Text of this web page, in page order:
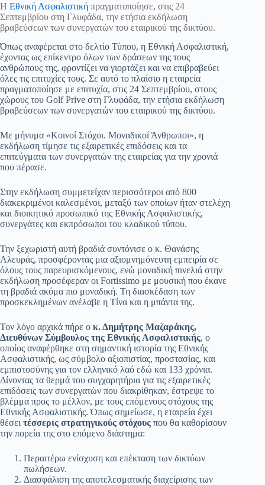
Η Εθνική Ασφαλιστική πραγματοποίησε, στις 24
Σεπτεμβρίου στη Γλυφάδα, την ετήσια εκδήλωση
βραβεύσεων των συνεργατών του εταιρικού της δικτύου.
Όπως αναφέρεται στο δελτίο Τύπου, η Εθνική Ασφαλιστική,
έχοντας ως επίκεντρο όλων των δράσεων της τους
ανθρώπους της, φροντίζει να γιορτάζει και να επιβραβεύει
όλες τις επιτυχίες τους. Σε αυτό το πλαίσιο η εταιρεία
πραγματοποίησε με επιτυχία, στις 24 Σεπτεμβρίου, στους
χώρους του Golf Prive στη Γλυφάδα, την ετήσια εκδήλωση
βραβεύσεων των συνεργατών του εταιρικού της δικτύου.
Με μήνυμα «Κοινοί Στόχοι. Μοναδικοί Άνθρωποι», η
εκδήλωση τίμησε τις εξαιρετικές επιδόσεις και τα
επιτεύγματα των συνεργατών της εταιρείας για την χρονιά
που πέρασε.
Στην εκδήλωση συμμετείχαν περισσότεροι από 800
διακεκριμένοι καλεσμένοι, μεταξύ των οποίων ήταν στελέχη
και διοικητικό προσωπικό της Εθνικής Ασφαλιστικής,
συνεργάτες και εκπρόσωποι του κλαδικού τύπου.
Την ξεχωριστή αυτή βραδιά συντόνισε ο κ. Θανάσης
Αλευράς, προσφέροντας μια αξιομνημόνευτη εμπειρία σε
όλους τους παρευρισκόμενους, ενώ μοναδική πινελιά στην
εκδήλωση προσέφεραν οι Fortissimo με μουσική που έκανε
τη βραδιά ακόμα πιο μοναδική. Τη διασκέδαση των
προσκεκλημένων ανέλαβε η Τίνα και η μπάντα της.
Τον λόγο αρχικά πήρε ο κ. Δημήτρης Μαζαράκης,
Διευθύνων Σύμβουλος της Εθνικής Ασφαλιστικής, ο
οποίος αναφέρθηκε στη σημαντική ιστορία της Εθνικής
Ασφαλιστικής, ως σύμβολο αξιοπιστίας, προστασίας, και
εμπιστοσύνης για τον ελληνικό λαό εδώ και 133 χρόνια.
Δίνοντας τα θερμά του συγχαρητήρια για τις εξαιρετικές
επιδόσεις των συνεργατών που διακρίθηκαν, έστρεψε το
βλέμμα προς το μέλλον, με τους επόμενους στόχους της
Εθνικής Ασφαλιστικής. Όπως σημείωσε, η εταιρεία έχει
θέσει τέσσερις στρατηγικούς στόχους που θα καθορίσουν
την πορεία της στο επόμενο διάστημα:
Περαιτέρω ενίσχυση και επέκταση των δικτύων
πωλήσεων.
Διασφάλιση της αποτελεσματικής διαχείρισης των